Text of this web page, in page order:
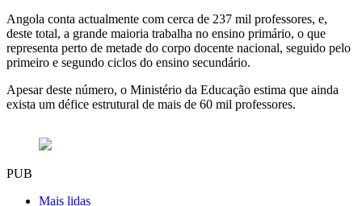
Angola conta actualmente com cerca de 237 mil professores, e,
deste total, a grande maioria trabalha no ensino primário, o que
representa perto de metade do corpo docente nacional, seguido pelo
primeiro e segundo ciclos do ensino secundário.
Apesar deste número, o Ministério da Educação estima que ainda
exista um défice estrutural de mais de 60 mil professores.
PUB
Mais lidas